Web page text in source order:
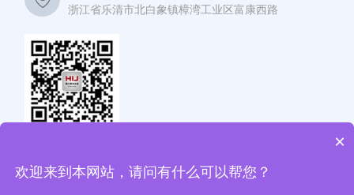
浙江省乐清市北白象镇樟湾工业区富康西路
×
欢迎来到本网站，请问有什么可以帮您？